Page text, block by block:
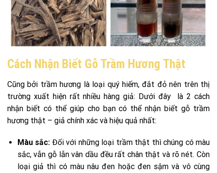
Cách Nhận Biết Gỗ Trầm Hương Thật
Cũng bởi trầm hương là loại quý hiếm, đắt đỏ nên trên thị
trường xuất hiện rất nhiều hàng giả: Dưới đây là 2 cách
nhận biết có thể giúp cho bạn có thể nhận biết gỗ trầm
hương thật – giả chính xác và hiệu quả nhất:
Màu sắc: Đối với những loại trầm thật thì chúng có màu
sắc, vẫn gỗ lẫn vân dầu đều rất chân thật và rõ nét. Còn
loại giả thì có màu nâu đen hoặc đen sậm và vô cùng